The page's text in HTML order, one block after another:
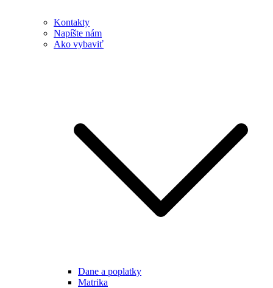
Kontakty
Napíšte nám
Ako vybaviť
Dane a poplatky
Matrika